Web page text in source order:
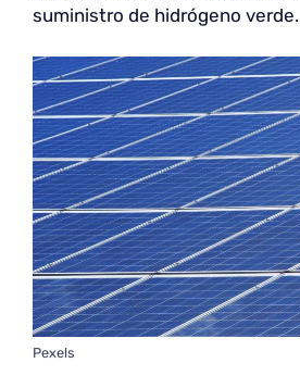
suministro de hidrógeno verde.
Pexels